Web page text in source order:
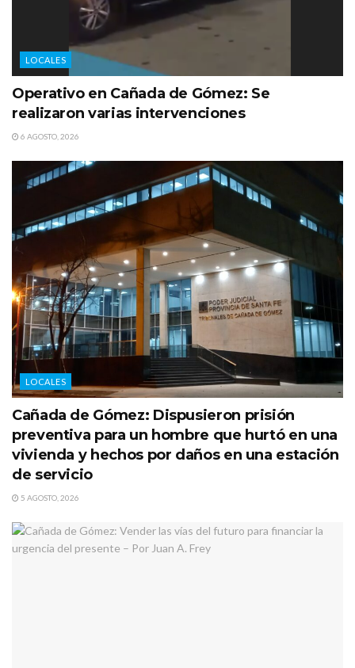
LOCALES
Operativo en Cañada de Gómez: Se
realizaron varias intervenciones
6 AGOSTO, 2026
LOCALES
Cañada de Gómez: Dispusieron prisión
preventiva para un hombre que hurtó en una
vivienda y hechos por daños en una estación
de servicio
5 AGOSTO, 2026